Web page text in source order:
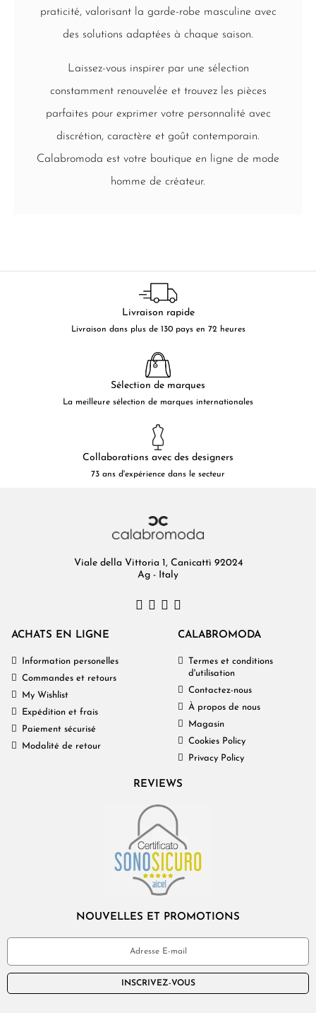
praticité, valorisant la garde-robe masculine avec
des solutions adaptées à chaque saison.
Laissez-vous inspirer par une sélection
constamment renouvelée et trouvez les pièces
parfaites pour exprimer votre personnalité avec
discrétion, caractère et goût contemporain.
Calabromoda est votre boutique en ligne de mode
homme de créateur.
Livraison rapide
Livraison dans plus de 130 pays en 72 heures
Sélection de marques
La meilleure sélection de marques internationales
Collaborations avec des designers
73 ans d'expérience dans le secteur
Viale della Vittoria 1, Canicattì 92024
Ag - Italy
ACHATS EN LIGNE
Information personelles
Commandes et retours
My Wishlist
Expédition et frais
Paiement sécurisé
Modalité de retour
CALABROMODA
Termes et conditions
d'utilisation
Contactez-nous
À propos de nous
Magasin
Cookies Policy
Privacy Policy
REVIEWS
NOUVELLES ET PROMOTIONS
INSCRIVEZ-VOUS